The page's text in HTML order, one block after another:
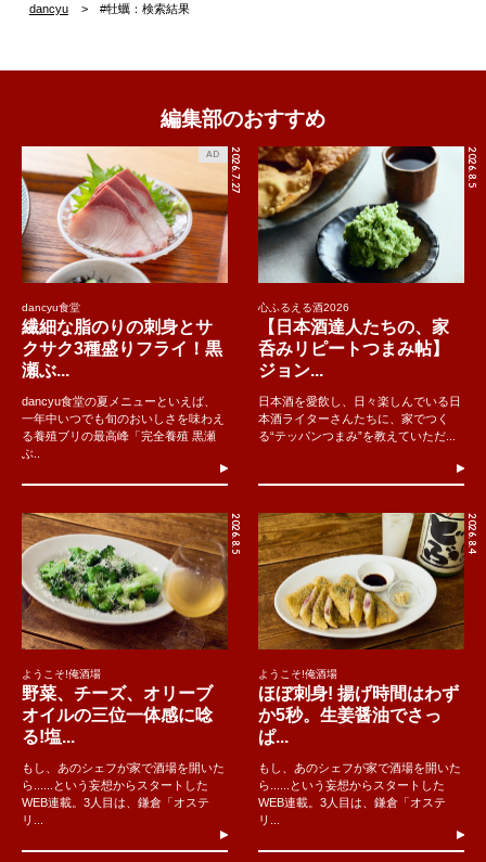
dancyu #牡蠣：検索結果
編集部のおすすめ
2026.7.27
AD
dancyu食堂
繊細な脂のりの刺身とサ
クサク3種盛りフライ！黒
瀬ぶ...
dancyu食堂の夏メニューといえば、
一年中いつでも旬のおいしさを味わえ
る養殖ブリの最高峰「完全養殖 黒瀬
ぶ..
2026.8.5
心ふるえる酒2026
【日本酒達人たちの、家
呑みリピートつまみ帖】
ジョン...
日本酒を愛飲し、日々楽しんでいる日
本酒ライターさんたちに、家でつく
る“テッパンつまみ”を教えていただ...
2026.8.5
ようこそ!俺酒場
野菜、チーズ、オリーブ
オイルの三位一体感に唸
る!塩...
もし、あのシェフが家で酒場を開いた
ら......という妄想からスタートした
WEB連載。3人目は、鎌倉「オステ
リ...
2026.8.4
ようこそ!俺酒場
ほぼ刺身! 揚げ時間はわず
か5秒。生姜醤油でさっ
ぱ...
もし、あのシェフが家で酒場を開いた
ら......という妄想からスタートした
WEB連載。3人目は、鎌倉「オステ
リ...